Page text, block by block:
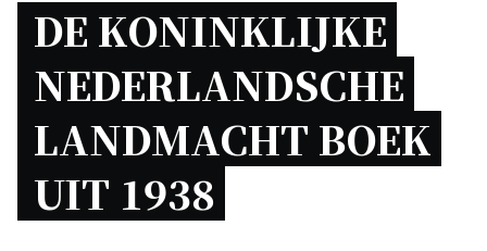
DE KONINKLIJKE
NEDERLANDSCHE
LANDMACHT BOEK
UIT 1938